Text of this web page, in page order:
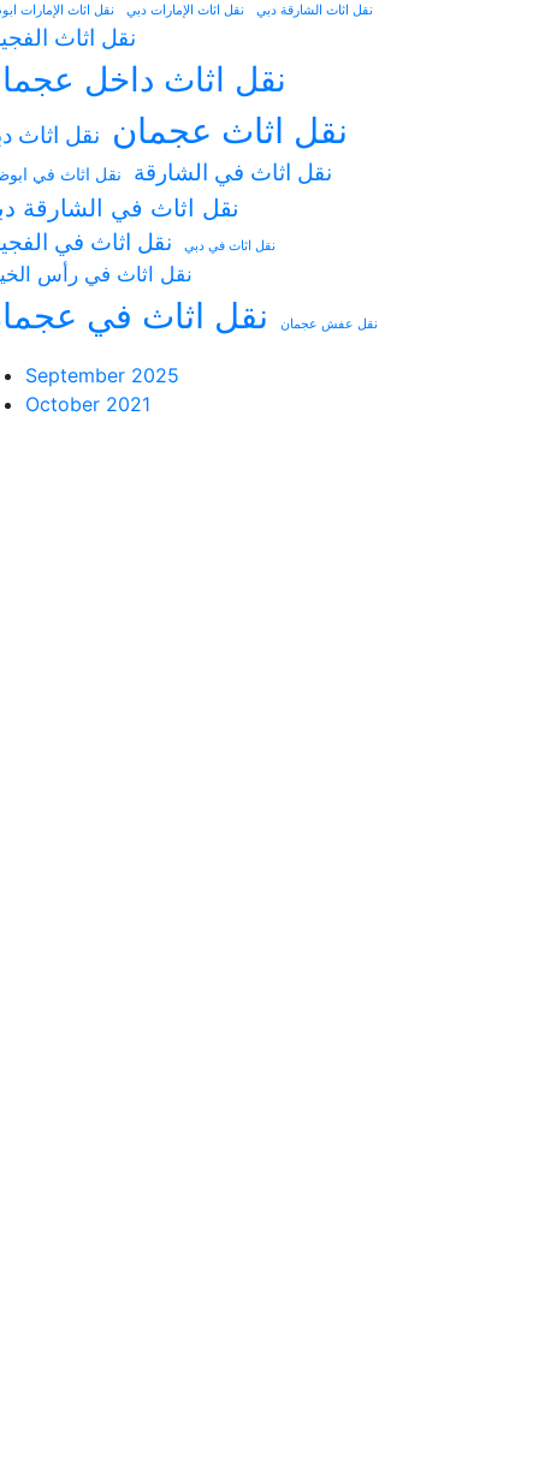
نقل اثاث الإمارات
نقل اثاث الإمارات دبي نقل اثاث الشارقة دبي
نقل اثاث
نقل اثاث داخل
نقل اثاث نقل اثاث عجمان
نقل اثاث في نقل اثاث في الشارقة
نقل اثاث في الشارقة
نقل اثاث في نقل اثاث في دبي
نقل اثاث في رأس
نقل اثاث في نقل عفش عجمان
September 2025
October 2021